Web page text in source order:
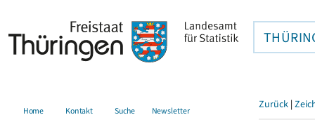
Home Kontakt Suche Newsletter Zurück |